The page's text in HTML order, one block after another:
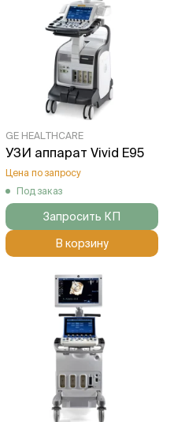
GE HEALTHCARE
УЗИ аппарат Vivid E95
Цена по запросу
Под заказ
Запросить КП
В корзину